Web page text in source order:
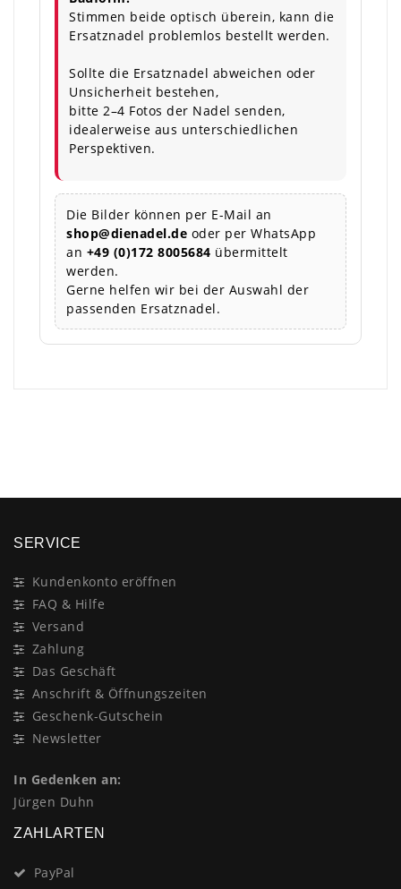
Stimmen beide optisch überein, kann die
Ersatznadel problemlos bestellt werden.
Sollte die Ersatznadel abweichen oder
Unsicherheit bestehen,
bitte 2–4 Fotos der Nadel senden,
idealerweise aus unterschiedlichen
Perspektiven.
Die Bilder können per E-Mail an
shop@dienadel.de oder per WhatsApp
an +49 (0)172 8005684 übermittelt
werden.
Gerne helfen wir bei der Auswahl der
passenden Ersatznadel.
SERVICE
Kundenkonto eröffnen
FAQ & Hilfe
Versand
Zahlung
Das Geschäft
Anschrift & Öffnungszeiten
Geschenk-Gutschein
Newsletter
In Gedenken an:
Jürgen Duhn
ZAHLARTEN
PayPal